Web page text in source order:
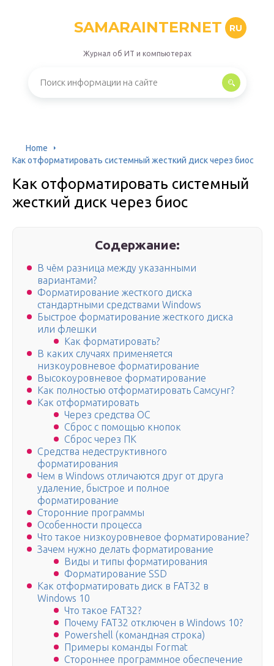
SAMARAINTERNET RU
Журнал об ИТ и компьютерах
Home
Как отформатировать системный жесткий диск через биос
Как отформатировать системный
жесткий диск через биос
Содержание:
В чём разница между указанными
вариантами?
Форматирование жесткого диска
стандартными средствами Windows
Быстрое форматирование жесткого диска
или флешки
Как форматировать?
В каких случаях применяется
низкоуровневое форматирование
Высокоуровневое форматирование
Как полностью отформатировать Самсунг?
Как отформатировать
Через средства ОС
Сброс с помощью кнопок
Сброс через ПК
Средства недеструктивного
форматирования
Чем в Windows отличаются друг от друга
удаление, быстрое и полное
форматирование
Сторонние программы
Особенности процесса
Что такое низкоуровневое форматирование?
Зачем нужно делать форматирование
Виды и типы форматирования
Форматирование SSD
Как отформатировать диск в FAT32 в
Windows 10
Что такое FAT32?
Почему FAT32 отключен в Windows 10?
Powershell (командная строка)
Примеры команды Format
Стороннее программное обеспечение